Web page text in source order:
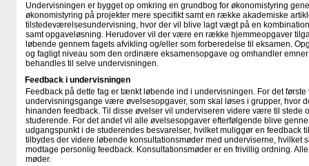
Undervisningen er bygget op omkring en grundbog for økonomistyring
økonomistyring på projekter mere specifikt samt en række akademiske
tilstedeværelsesundervisning, hvor der vil blive lagt vægt på en
samt opgaveløsning. Herudover vil der være en række hjemmeopgaver
løbende gennem fagets afvikling og/eller som forberedelse til eksamen.
og fagligt niveau som den ordinære eksamensopgave og omhandler
behandles til selve undervisningen.
Feedback i undervisningen
Feedback på dette fag er tænkt løbende ind i undervisningen. For det
undervisningsgange være øvelsesopgaver, som skal løses i grupper, hvor
hinanden feedback. Til disse øvelser vil underviseren videre være til stede
studerende. For det andet vil alle øvelsesopgaver efterfølgende blive
udgangspunkt i de studerendes besvarelser, hvilket muliggør en feedback
tilbydes der videre løbende konsultationsmøder med underviserne, hvilket
modtage personlig feedback. Konsultationsmøder er en frivillig ordning.
møder.